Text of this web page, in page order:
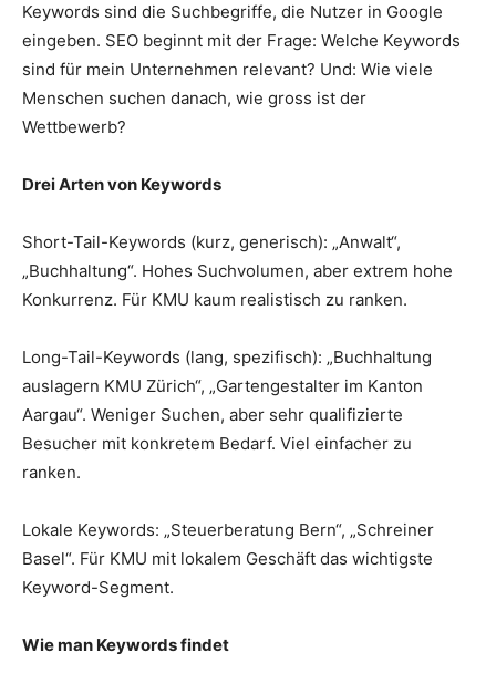
Keywords sind die Suchbegriffe, die Nutzer in Google
eingeben. SEO beginnt mit der Frage: Welche Keywords
sind für mein Unternehmen relevant? Und: Wie viele
Menschen suchen danach, wie gross ist der
Wettbewerb?
Drei Arten von Keywords
Short-Tail-Keywords (kurz, generisch): „Anwalt“,
„Buchhaltung“. Hohes Suchvolumen, aber extrem hohe
Konkurrenz. Für KMU kaum realistisch zu ranken.
Long-Tail-Keywords (lang, spezifisch): „Buchhaltung
auslagern KMU Zürich“, „Gartengestalter im Kanton
Aargau“. Weniger Suchen, aber sehr qualifizierte
Besucher mit konkretem Bedarf. Viel einfacher zu
ranken.
Lokale Keywords: „Steuerberatung Bern“, „Schreiner
Basel“. Für KMU mit lokalem Geschäft das wichtigste
Keyword-Segment.
Wie man Keywords findet